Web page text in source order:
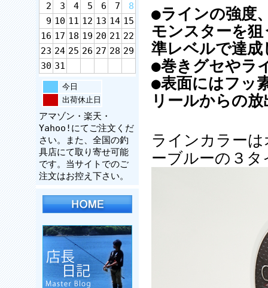
2
3 4 5 6 7
8
9 10 11 12 13 14 15
16 17 18 19 20 21 22
23 24 25 26 27 28 29
30 31
今日
出荷休止日
アマゾン・楽天・
Yahoo!にてご注文くだ
さい。また、全国の釣
具店にて取り寄せ可能
です。当サイトでのご
注文はお控え下さい。
●ラインの強度
モンスターを
準レベルで達
●巻きグセやラ
●表面にはフッ
リールからの
ラインカラー
ーブルーの３